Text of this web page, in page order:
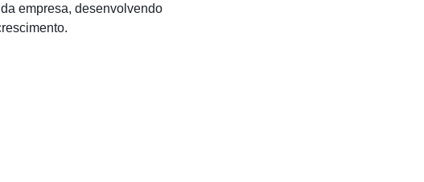
empresa, desenvolvendo